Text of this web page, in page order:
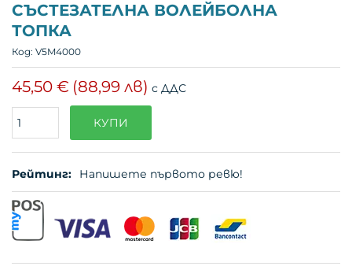
СЪСТЕЗАТЕЛНА ВОЛЕЙБОЛНА
ТОПКА
Код: V5M4000
45,50 € (88,99 лв) с ДДС
Поръчайте
(бр.)
КУПИ
Рейтинг: Напишете първото ревю!